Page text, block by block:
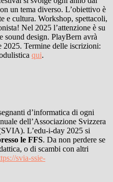
un tema diverso. L’obiettivo è
e cultura. Workshop, spettacoli,
Nel 2025 l’attenzione è su
sound design. PlayBern avrà
2025. Termine delle iscrizioni:
qui.
d’informatica di ogni
dell’Associazione Svizzera
L’edu-i-day 2025 si
le FFS. Da non perdere se
o di scambi con altri
svia-ssie-